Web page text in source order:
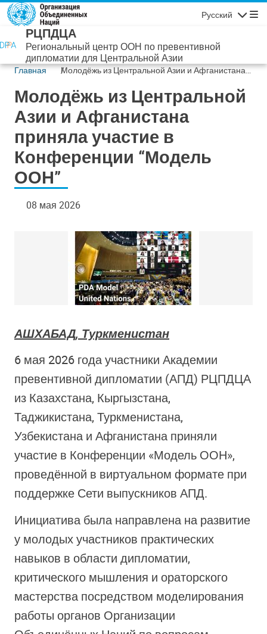
Перейти к основному содержанию
Русский
РЦПДЦА
Региональный центр ООН по превентивной
дипломатии для Центральной Азии
Главная
Молодёжь из Центральной Азии и Афганистана
Молодёжь из Центральной
Азии и Афганистана
приняла участие в
Конференции “Модель
ООН”
08 мая 2026
АШХАБАД, Туркменистан
6 мая 2026 года участники Академии
превентивной дипломатии (АПД) РЦПДЦА
из Казахстана, Кыргызстана,
Таджикистана, Туркменистана,
Узбекистана и Афганистана приняли
участие в Конференции «Модель ООН»,
проведённой в виртуальном формате при
поддержке Сети выпускников АПД.
Инициатива была направлена на развитие
у молодых участников практических
навыков в области дипломатии,
критического мышления и ораторского
мастерства посредством моделирования
работы органов Организации